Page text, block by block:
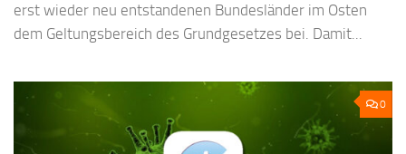
erst wieder neu entstandenen Bundesländer im Osten
dem Geltungsbereich des Grundgesetzes bei. Damit...
0